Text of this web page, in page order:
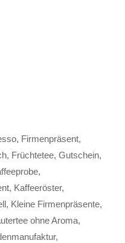
Firmenpräsent
Früchtetee Gutschein
Kaffeeröster
Kleine Firmenpräsente
ohne Aroma